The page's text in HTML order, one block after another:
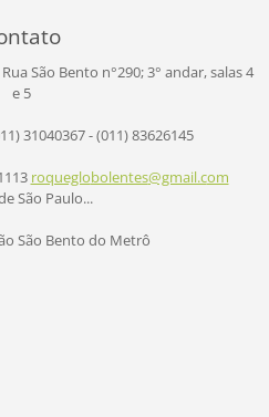
São Bento n°290;3° andar, salas 4
e 5
31040367 - (011) 83626145
roqueglobolentes@gmail.com
São Paulo...
São Bento do Metrô